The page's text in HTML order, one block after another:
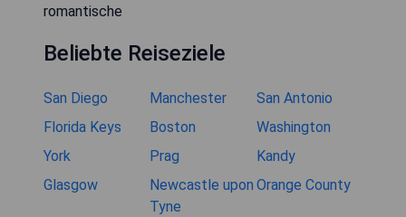
romantische
Beliebte Reiseziele
San Diego Manchester
San Antonio
Florida Keys
Boston
Washington
York
Prag
Kandy
Glasgow
Newcastle upon
Tyne
Orange County